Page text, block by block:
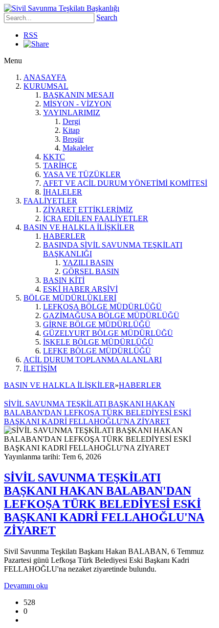
Search
RSS
Menu
ANASAYFA
KURUMSAL
BAŞKANIN MESAJI
MİSYON - VİZYON
YAYINLARIMIZ
Dergi
Kitap
Broşür
Makaleler
KKTC
TARİHÇE
YASA VE TÜZÜKLER
AFET VE ACİL DURUM YÖNETİMİ KOMİTESİ
İHALELER
FAALİYETLER
ZİYARET ETTİKLERİMİZ
İCRA EDİLEN FAALİYETLER
BASIN VE HALKLA İLİŞKİLER
HABERLER
BASINDA SİVİL SAVUNMA TEŞKİLATI
BAŞKANLIĞI
YAZILI BASIN
GÖRSEL BASIN
BASIN KİTİ
ESKİ HABER ARŞİVİ
BÖLGE MÜDÜRLÜKLERİ
LEFKOŞA BÖLGE MÜDÜRLÜĞÜ
GAZİMAĞUSA BÖLGE MÜDÜRLÜĞÜ
GİRNE BÖLGE MÜDÜRLÜĞÜ
GÜZELYURT BÖLGE MÜDÜRLÜĞÜ
İSKELE BÖLGE MÜDÜRLÜĞÜ
LEFKE BÖLGE MÜDÜRLÜĞÜ
ACİL DURUM TOPLANMA ALANLARI
İLETİŞİM
BASIN VE HALKLA İLİŞKİLER»HABERLER
SİVİL SAVUNMA TEŞKİLATI BAŞKANI HAKAN
BALABAN'DAN LEFKOŞA TÜRK BELEDİYESİ ESKİ
BAŞKANI KADRİ FELLAHOĞLU'NA ZİYARET
Yayınlanma tarihi: Tem 6, 2026
SİVİL SAVUNMA TEŞKİLATI
BAŞKANI HAKAN BALABAN'DAN
LEFKOŞA TÜRK BELEDİYESİ ESKİ
BAŞKANI KADRİ FELLAHOĞLU'NA
ZİYARET
Sivil Savunma Teşkilatı Başkanı Hakan BALABAN, 6 Temmuz
Pazartesi günü Lefkoşa Türk Belediyesi Eski Başkanı Kadri
FELLAHOĞLU'na nezaket ziyaretinde bulundu.
Devamını oku
528
0